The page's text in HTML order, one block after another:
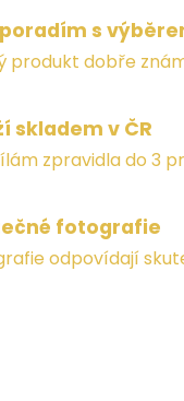
s
produkt dobře
skladem v ČR
zpravidla do 3
fotografie
odpovídají